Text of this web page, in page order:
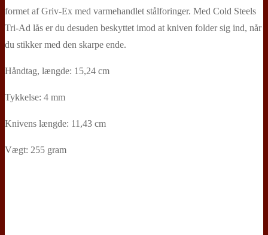
formet af Griv-Ex med varmehandlet stålforinger. Med Cold Steels
Tri-Ad lås er du desuden beskyttet imod at kniven folder sig ind, når
du stikker med den skarpe ende.
Håndtag, længde: 15,24 cm
Tykkelse: 4 mm
Knivens længde: 11,43 cm
Vægt: 255 gram